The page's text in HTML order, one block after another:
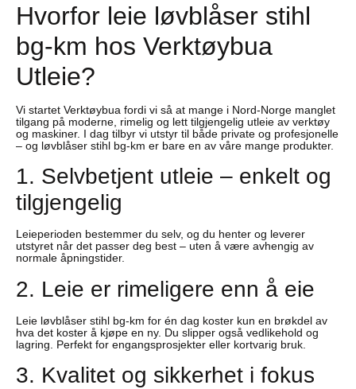
Hvorfor leie løvblåser stihl
bg-km hos Verktøybua
Utleie?
Vi startet Verktøybua fordi vi så at mange i Nord-Norge manglet
tilgang på moderne, rimelig og lett tilgjengelig utleie av verktøy
og maskiner. I dag tilbyr vi utstyr til både private og profesjonelle
– og løvblåser stihl bg-km er bare en av våre mange produkter.
1. Selvbetjent utleie – enkelt og
tilgjengelig
Leieperioden bestemmer du selv, og du henter og leverer
utstyret når det passer deg best – uten å være avhengig av
normale åpningstider.
2. Leie er rimeligere enn å eie
Leie løvblåser stihl bg-km for én dag koster kun en brøkdel av
hva det koster å kjøpe en ny. Du slipper også vedlikehold og
lagring. Perfekt for engangsprosjekter eller kortvarig bruk.
3. Kvalitet og sikkerhet i fokus